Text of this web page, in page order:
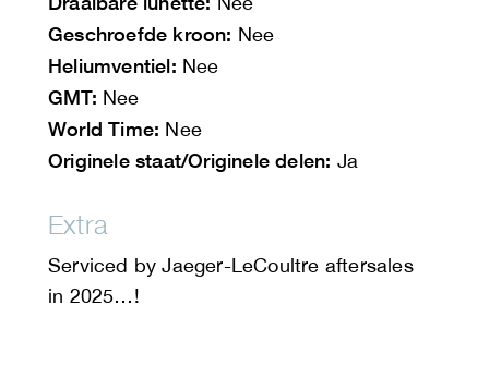
Geschroefde kroon: Nee
Heliumventiel: Nee
GMT: Nee
World Time: Nee
Originele staat/Originele delen: Ja
Extra
Serviced by Jaeger-LeCoultre aftersales
in 2025…!